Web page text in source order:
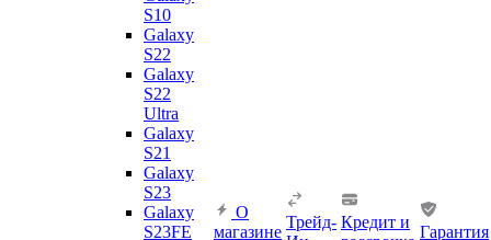
S10
Galaxy
S22
Galaxy
S22
Ultra
Galaxy
S21
Galaxy
S23
Galaxy
S23FE
О
магазине
Трейд- Кредит и
Гарантия